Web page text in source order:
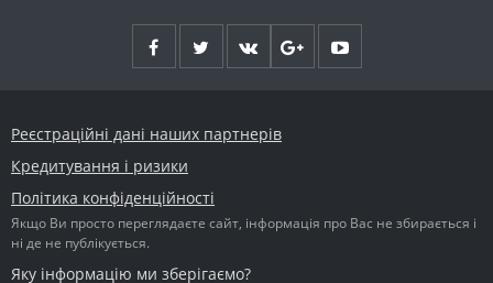
Реєстраційні дані наших партнерів
Кредитування і ризики
Політика конфіденційності
Якщо Ви просто переглядаєте сайт, інформація про Вас не збирається і
ні де не публікується.
Яку інформацію ми зберігаємо?